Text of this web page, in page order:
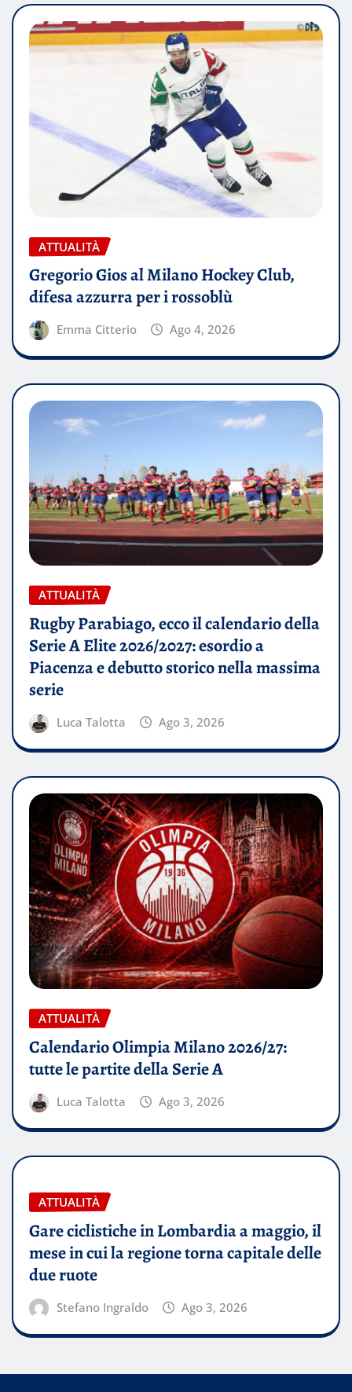
ATTUALITÀ
Gregorio Gios al Milano Hockey Club,
difesa azzurra per i rossoblù
Emma Citterio Ago 4, 2026
ATTUALITÀ
Rugby Parabiago, ecco il calendario della
Serie A Elite 2026/2027: esordio a
Piacenza e debutto storico nella massima
serie
Luca Talotta Ago 3, 2026
ATTUALITÀ
Calendario Olimpia Milano 2026/27:
tutte le partite della Serie A
Luca Talotta Ago 3, 2026
ATTUALITÀ
Gare ciclistiche in Lombardia a maggio, il
mese in cui la regione torna capitale delle
due ruote
Stefano Ingraldo Ago 3, 2026